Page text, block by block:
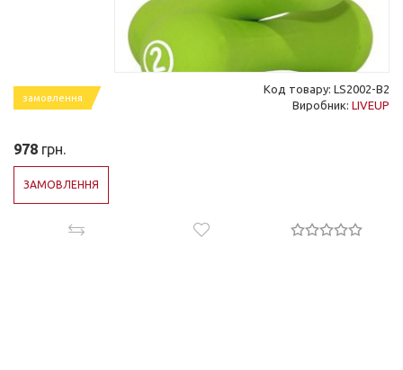
замовлення
Код товару: LS2002-B2
Виробник: LIVEUP
978 грн.
ЗАМОВЛЕННЯ